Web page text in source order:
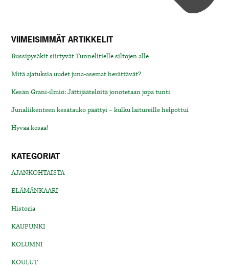
VIIMEISIMMÄT ARTIKKELIT
Bussipysäkit siirtyvät Tunnelitielle siltojen alle
Mitä ajatuksia uudet juna-asemat herättävät?
Kesän Grani-ilmiö: Jättijäätelöitä jonotetaan jopa tunti
Junaliikenteen kesätauko päättyi – kulku laitureille helpottui
Hyvää kesää!
KATEGORIAT
AJANKOHTAISTA
ELÄMÄNKAARI
Historia
KAUPUNKI
KOLUMNI
KOULUT